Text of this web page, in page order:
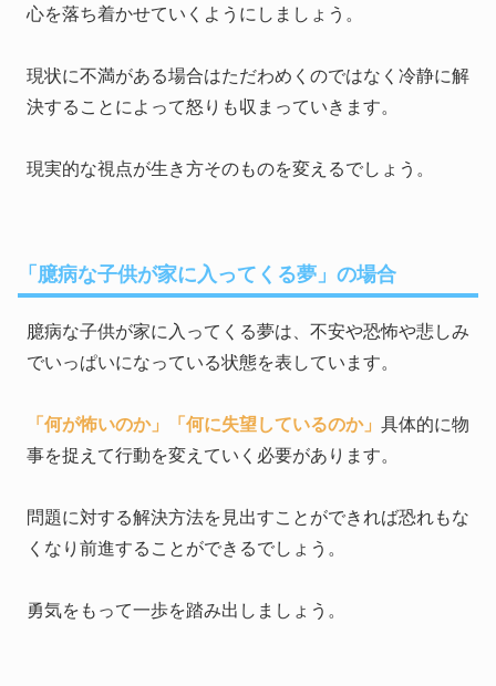
心を落ち着かせていくようにしましょう。
現状に不満がある場合はただわめくのではなく冷静に解
決することによって怒りも収まっていきます。
現実的な視点が生き方そのものを変えるでしょう。
「臆病な子供が家に入ってくる夢」の場合
臆病な子供が家に入ってくる夢は、不安や恐怖や悲しみ
でいっぱいになっている状態を表しています。
「何が怖いのか」 「何に失望しているのか」 具体的に物
事を捉えて行動を変えていく必要があります。
問題に対する解決方法を見出すことができれば恐れもな
くなり前進することができるでしょう。
勇気をもって一歩を踏み出しましょう。